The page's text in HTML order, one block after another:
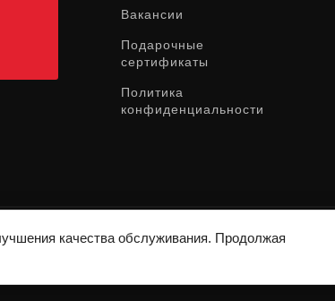
Вакансии
Подарочные
сертификаты
Политика
конфиденциальности
8-800-775-72-05
качества обслуживания. Продолжая